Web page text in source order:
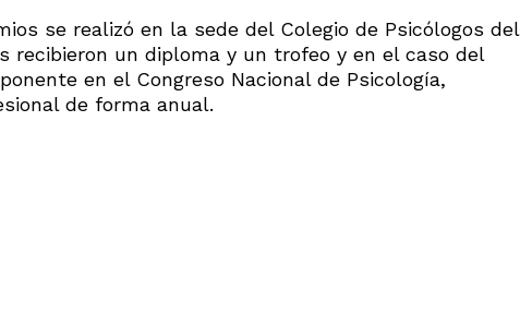
se realizó en la sede del Colegio de Psicólogos del
recibieron un diploma y un trofeo y en el caso del
en el Congreso Nacional de Psicología,
de forma anual.